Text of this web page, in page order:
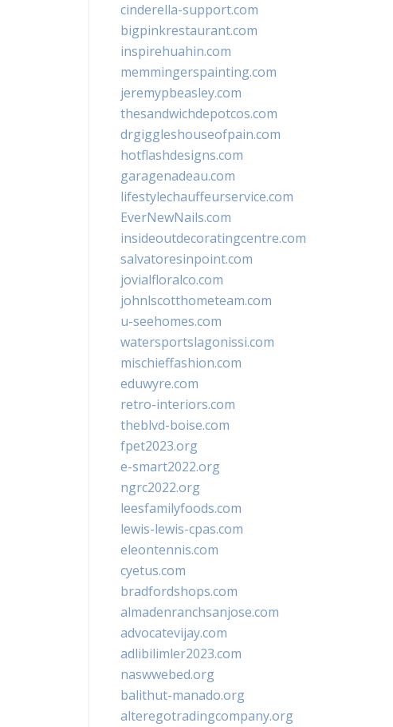
cinderella-support.com
bigpinkrestaurant.com
inspirehuahin.com
memmingerspainting.com
jeremypbeasley.com
thesandwichdepotcos.com
drgiggleshouseofpain.com
hotflashdesigns.com
garagenadeau.com
lifestylechauffeurservice.com
EverNewNails.com
insideoutdecoratingcentre.com
salvatoresinpoint.com
jovialfloralco.com
johnlscotthometeam.com
u-seehomes.com
watersportslagonissi.com
mischieffashion.com
eduwyre.com
retro-interiors.com
theblvd-boise.com
fpet2023.org
e-smart2022.org
ngrc2022.org
leesfamilyfoods.com
lewis-lewis-cpas.com
eleontennis.com
cyetus.com
bradfordshops.com
almadenranchsanjose.com
advocatevijay.com
adlibilimler2023.com
naswwebed.org
balithut-manado.org
alteregotradingcompany.org